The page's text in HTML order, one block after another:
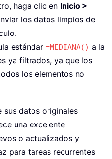
haga clic en Inicio >
los datos limpios de
estándar =MEDIANA() a la
ya filtrados, ya que los
los elementos no
sus datos originales
una excelente
o actualizados y
para tareas recurrentes